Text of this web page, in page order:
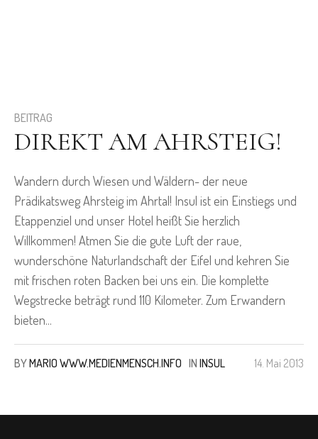
BEITRAG
DIREKT AM AHRSTEIG!
Wandern durch Wiesen und Wäldern- der neue
Prädikatsweg Ahrsteig im Ahrtal! Insul ist ein Einstiegs und
Etappenziel und unser Hotel heißt Sie herzlich
Willkommen! Atmen Sie die gute Luft der raue,
wunderschöne Naturlandschaft der Eifel und kehren Sie
mit frischen roten Backen bei uns ein. Die komplette
Wegstrecke beträgt rund 110 Kilometer. Zum Erwandern
bieten...
14. Mai 2013
BYMARIO WWW.MEDIENMENSCH.INFO IN INSUL